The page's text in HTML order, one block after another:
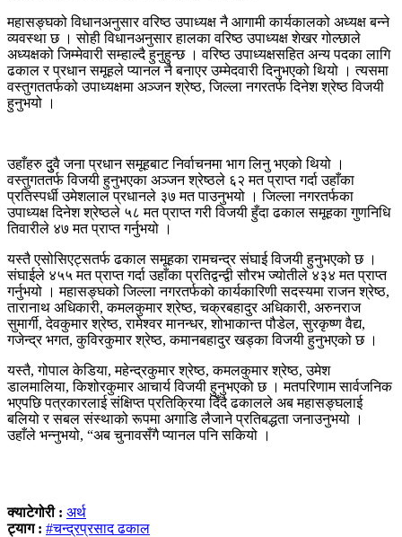
महासङ्घको विधानअनुसार वरिष्ठ उपाध्यक्ष नै आगामी कार्यकालको अध्यक्ष बन्ने
व्यवस्था छ । सोही विधानअनुसार हालका वरिष्ठ उपाध्यक्ष शेखर गोल्छाले
अध्यक्षको जिम्मेवारी सम्हाल्दै हुनुहुन्छ । वरिष्ठ उपाध्यक्षसहित अन्य पदका लागि
ढकाल र प्रधान समूहले प्यानल नै बनाएर उम्मेदवारी दिनुभएको थियो । त्यसमा
वस्तुगततर्फको उपाध्यक्षमा अञ्जन श्रेष्ठ, जिल्ला नगरतर्फ दिनेश श्रेष्ठ विजयी
हुनुभयो ।
उहाँहरु दुुवै जना प्रधान समूहबाट निर्वाचनमा भाग लिनु भएको थियो ।
वस्तुगततर्फ विजयी हुनुभएका अञ्जन श्रेष्ठले ६२ मत प्राप्त गर्दा उहाँका
प्रतिस्पर्धी उमेशलाल प्रधानले ३७ मत पाउनुभयो । जिल्ला नगरतर्फका
उपाध्यक्ष दिनेश श्रेष्ठले ५८ मत प्राप्त गरी विजयी हुँदा ढकाल समूहका गुणनिधि
तिवारीले ४७ मत प्राप्त गर्नुभयो ।
यस्तै एसोसिएट्सतर्फ ढकाल समूहका रामचन्द्र संघाई विजयी हुनुभएको छ ।
संघाईले ४५५ मत प्राप्त गर्दा उहाँका प्रतिद्वन्द्वी सौरभ ज्योतीले ४३४ मत प्राप्त
गर्नुभयो । महासङ्घको जिल्ला नगरतर्फको कार्यकारिणी सदस्यमा राजन श्रेष्ठ,
तारानाथ अधिकारी, कमलकुमार श्रेष्ठ, चक्रबहादुर अधिकारी, अरुनराज
सुमार्गी, देवकुमार श्रेष्ठ, रामेश्वर मानन्धर, शोभाकान्त पौडेल, सुरकृष्ण वैद्य,
गजेन्द्र भगत, कुविरकुमार श्रेष्ठ, कमानबहादुर खड्का विजयी हुनुभएको छ ।
यस्तै, गोपाल केडिया, महेन्द्रकुमार श्रेष्ठ, कमलकुमार श्रेष्ठ, उमेश
डालमालिया, किशोरकुमार आचार्य विजयी हुनुभएको छ । मतपरिणाम सार्वजनिक
भएपछि पत्रकारलाई संक्षिप्त प्रतिक्रिया दिँदै ढकालले अब महासङ्घलाई
बलियो र सबल संस्थाको रूपमा अगाडि लैजाने प्रतिबद्धता जनाउनुभयो ।
उहाँले भन्नुभयो, “अब चुनावसँगै प्यानल पनि सकियो ।
क्याटेगोरी : अर्थ
ट्याग : #चन्द्रप्रसाद ढकाल